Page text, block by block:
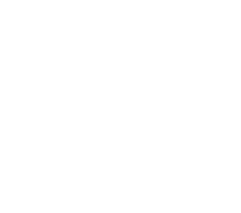
belöningar dagligen